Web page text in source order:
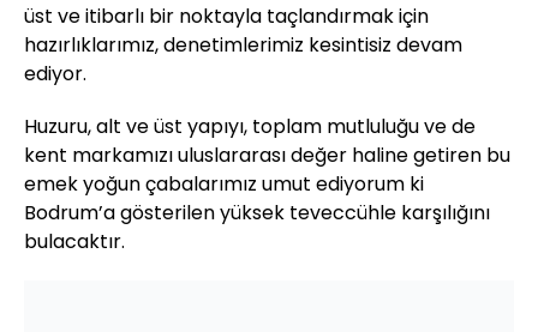
üst ve itibarlı bir noktayla taçlandırmak için
hazırlıklarımız, denetimlerimiz kesintisiz devam
ediyor.
Huzuru, alt ve üst yapıyı, toplam mutluluğu ve de
kent markamızı uluslararası değer haline getiren bu
emek yoğun çabalarımız umut ediyorum ki
Bodrum’a gösterilen yüksek teveccühle karşılığını
bulacaktır.